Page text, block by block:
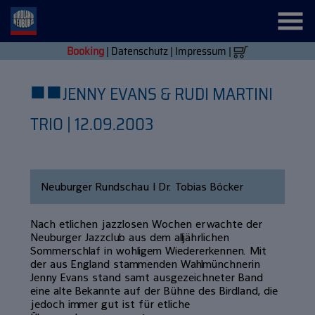
Booking| Datenschutz| Impressum |
■■JENNY EVANS & RUDI MARTINI
TRIO | 12.09.2003
Neuburger Rundschau | Dr. Tobias Böcker
Nach etlichen jazzlosen Wochen erwachte der
Neuburger Jazzclub aus dem alljährlichen
Sommerschlaf in wohligem Wiedererkennen. Mit
der aus England stammenden Wahlmünchnerin
Jenny Evans stand samt ausgezeichneter Band
eine alte Bekannte auf der Bühne des Birdland, die
jedoch immer gut ist für etliche